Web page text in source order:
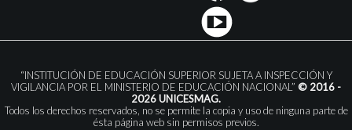
“INSTITUCIÓN DE EDUCACIÓN SUPERIOR SUJETA A INSPECCIÓN Y
VIGILANCIA POR EL MINISTERIO DE EDUCACIÓN NACIONAL” © 2016 -
2026 UNICESMAG.
Todos los derechos reservados, no se permite la copia y uso de ninguna parte de
ésta página web sin permisos previos.